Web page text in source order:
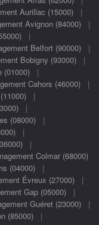
Aurillac (15000)|
Avignon (84000) |
|
Belfort (90000) |
Bobigny (93000) |
(01000) |
Cahors (46000)|
|
|
(08000) |
|
|
Colmar (68000)
(04000)|
Évreux (27000)|
Gap (05000)|
Guéret (23000)|
(85000) |